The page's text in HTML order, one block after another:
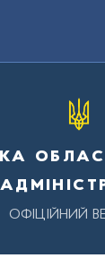
ОФІЦІЙНИЙ